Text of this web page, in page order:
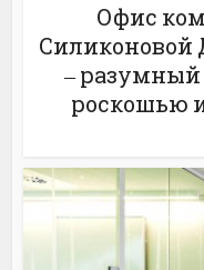
Офис
Силиконовой
‒
роскошью